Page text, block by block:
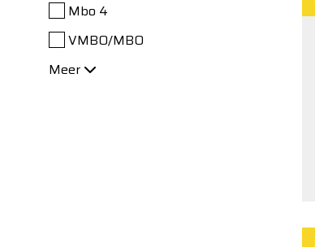
Mbo 4
VMBO/MBO
Meer